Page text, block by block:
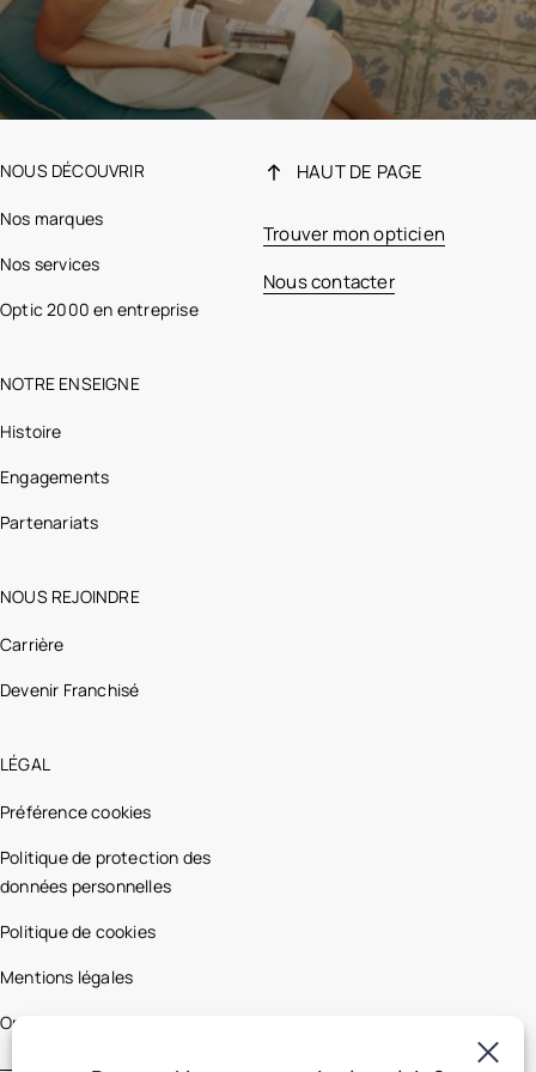
Tommy Hilfiger
Blackfin
Einstoffen
Eleven Paris
Ibizcus
Julbo
Little Eleven Paris
Nooz
UVEX
VOIR TOUTES LES MARQUES OPTIC 2000
NOUS DÉCOUVRIR
Nos marques
Nos services
Optic 2000 en entreprise
NOTRE ENSEIGNE
Histoire
Engagements
Partenariats
NOUS REJOINDRE
Carrière
Devenir Franchisé
LÉGAL
Préférence cookies
Politique de protection des
données personnelles
Politique de cookies
Mentions légales
Optic 2000 France
HAUT DE PAGE
Trouver mon opticien
Nous contacter